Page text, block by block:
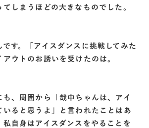
しまうほどの大きなものでした。
す。「アイスダンスに挑戦してみた
ウトのお誘いを受けたのは。
も、周囲から「哉中ちゃんは、アイ
いると思うよ」と言われたことはあ
私自身はアイスダンスをやることを